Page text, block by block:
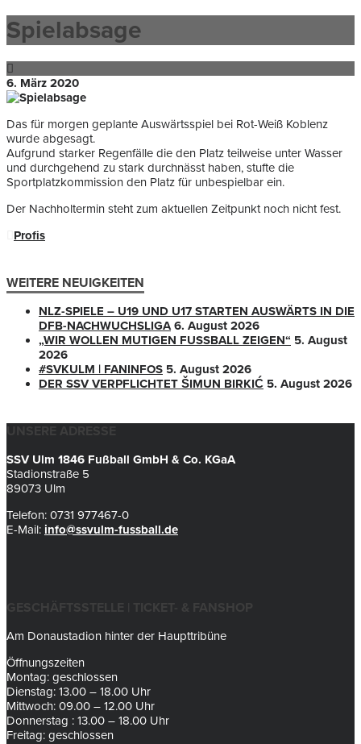
Spielabsage
6. März 2020
Das für morgen geplante Auswärtsspiel bei Rot-Weiß Koblenz
wurde abgesagt.
Aufgrund starker Regenfälle die den Platz teilweise unter Wasser
und durchgehend zu stark durchnässt haben, stufte die
Sportplatzkommission den Platz für unbespielbar ein.
Der Nachholtermin steht zum aktuellen Zeitpunkt noch nicht fest.
Profis
WEITERE NEUIGKEITEN
NLZ-SPIELE – U19 UND U17 STARTEN AUSWÄRTS IN DIE
DFB-NACHWUCHSLIGA 6. August 2026
„WIR WOLLEN MUTIGEN FUSSBALL ZEIGEN“
5. August
2026
#SVKULM | FANINFOS 5. August 2026
DER SSV VERPFLICHTET ŠIMUN BIRKIĆ 5. August 2026
UNSERE ADRESSE
SSV Ulm 1846 Fußball GmbH & Co. KGaA
Stadionstraße 5
89073 Ulm
Telefon: 0731 977467-0
E-Mail: info@ssvulm-fussball.de
GESCHÄFTSSTELLE | TICKET- & FANSHOP
Am Donaustadion hinter der Haupttribüne
Öffnungszeiten
Montag: geschlossen
Dienstag: 13.00 – 18.00 Uhr
Mittwoch: 09.00 – 12.00 Uhr
Donnerstag : 13.00 – 18.00 Uhr
Freitag: geschlossen